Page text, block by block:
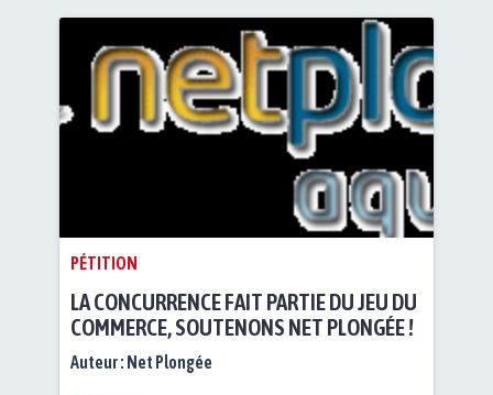
PÉTITION
LA CONCURRENCE FAIT PARTIE DU JEU DU
COMMERCE, SOUTENONS NET PLONGÉE !
Auteur : Net Plongée